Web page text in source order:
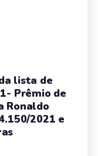
lista de
Prêmio de
Ronaldo
2021 e